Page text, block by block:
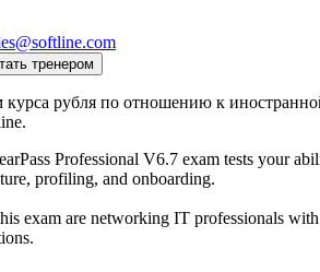
тренером
курса рубля по отношению к
Professional V6.7 exam tests your
profiling, and onboarding.
exam are networking IT professionals